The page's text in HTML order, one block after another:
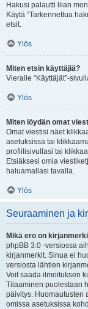
Hakusi palautti liian
Käytä “Tarkennettua
etsit.
Ylös
Miten etsin käyttäjiä?
Vieraile “Käyttäjät”-
Ylös
Miten löydän omat
Omat viestisi näet
asetuksissa tai
profiilisivullasi tai
Etsiäksesi omia
haluamallasi tavalla.
Ylös
Seuraaminen ja
Mikä ero on
phpBB 3.0 -versiossa
kirjanmerkit. Sinua ei
versiosta lähtien
Voit saada ilmoituksen
Tilaaminen puolestaan
päivitys. Huomautusten
omissa asetuksissa